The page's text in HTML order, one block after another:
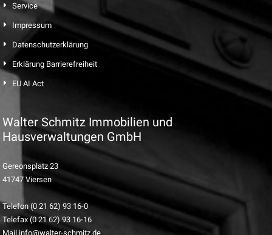
Service
Impressum
Datenschutzerklärung
Erklärung Barrierefreiheit
EU AI Act
Walter Schmitz Immobilien und
Hausverwaltungen GmbH
Gereonsplatz 23
41747 Viersen
Telefon (0 21 62) 93 16-0
Telefax (0 21 62) 93 16-16
Mail info@walter-schmitz.de